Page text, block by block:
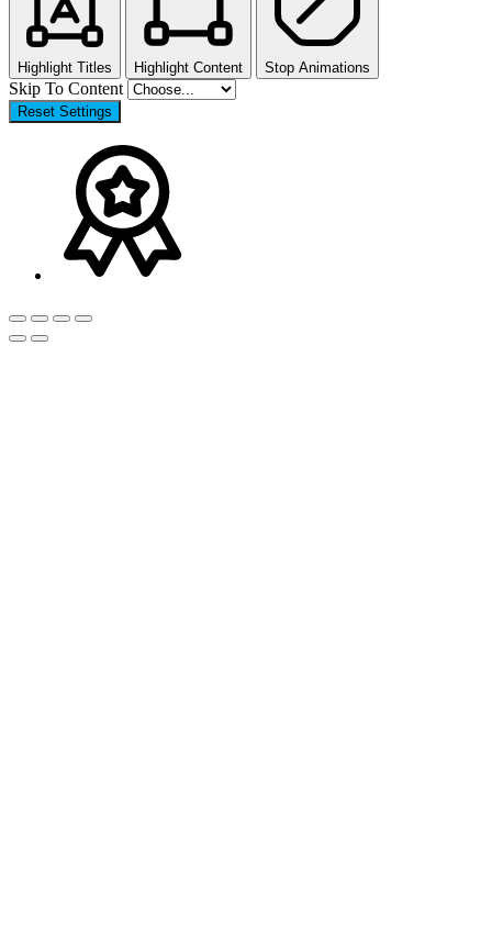
Highlight Titles Highlight Content Stop Animations
Skip To Content
Reset Settings